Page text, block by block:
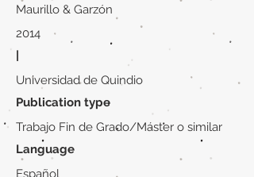
Maurillo & Garzón
2014
|
Universidad de Quindio
Publication type
Trabajo Fin de Grado/Máster o similar
Language
Español